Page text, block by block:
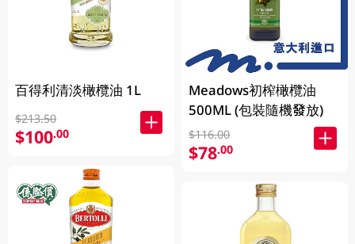
百得利清淡橄欖油 1L
$213.50
$100.00
Meadows初榨橄欖油
500ML (包裝隨機發放)
$116.00
$78.00